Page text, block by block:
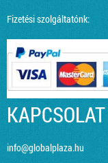
Fizetési szolgáltatónk:
KAPCSOLAT
info@globalplaza.hu